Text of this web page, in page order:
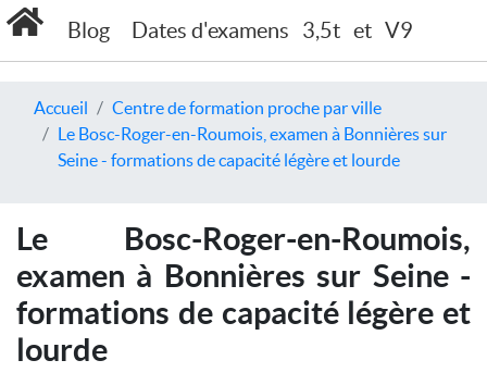
Blog Dates d'examens 3,5t et V9
Accueil
Centre de formation proche par ville
Le Bosc-Roger-en-Roumois, examen à Bonnières sur
Seine - formations de capacité légère et lourde
Le Bosc-Roger-en-Roumois,
examen à Bonnières sur Seine -
formations de capacité légère et
lourde